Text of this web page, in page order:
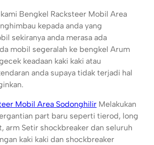
Bengkel Racksteer Mobil Area
kepada anda yang
sekiranya anda merasa ada
mobil segeralah ke bengkel Arum
keadaan kaki kaki atau
anda supaya tidak terjadi hal
Mobil Area Sodonghilir Melakukan
part baru seperti tierod, long
arm Setir shockbreaker dan seluruh
kaki kaki dan shockbreaker